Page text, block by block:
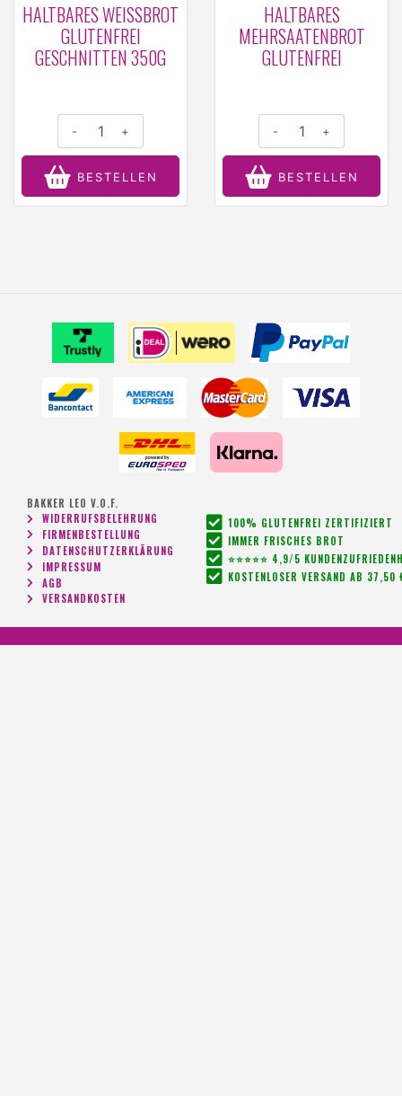
HALTBARES WEISSBROT G
LUTENFREI G
ESCHNITTEN 350G
- +
BESTELLEN
HALTBARES
MEHRSAATENBROT
GLUTENFREI
- +
BESTELLEN
BAKKER LEO V.O.F.
WIDERRUFSBELEHRUNG
FIRMENBESTELLUNG
DATENSCHUTZERKLÄRUNG
IMPRESSUM
AGB
VERSANDKOSTEN
100% GLUTENFREI ZERTIFIZIERT
IMMER FRISCHES BROT
⭐⭐⭐⭐⭐ 4,9/5
KOSTENLOSER VERSAND AB 37,50